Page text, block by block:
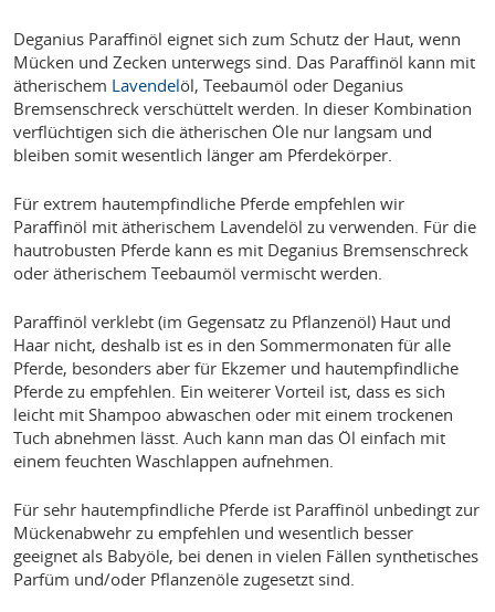
Deganius Paraffinöl eignet sich zum Schutz der Haut, wenn
Mücken und Zecken unterwegs sind. Das Paraffinöl kann mit
ätherischem Lavendelöl, Teebaumöl oder Deganius
Bremsenschreck verschüttelt werden. In dieser Kombination
verflüchtigen sich die ätherischen Öle nur langsam und
bleiben somit wesentlich länger am Pferdekörper.
Für extrem hautempfindliche Pferde empfehlen wir
Paraffinöl mit ätherischem Lavendelöl zu verwenden. Für die
hautrobusten Pferde kann es mit Deganius Bremsenschreck
oder ätherischem Teebaumöl vermischt werden.
Paraffinöl verklebt (im Gegensatz zu Pflanzenöl) Haut und
Haar nicht, deshalb ist es in den Sommermonaten für alle
Pferde, besonders aber für Ekzemer und hautempfindliche
Pferde zu empfehlen. Ein weiterer Vorteil ist, dass es sich
leicht mit Shampoo abwaschen oder mit einem trockenen
Tuch abnehmen lässt. Auch kann man das Öl einfach mit
einem feuchten Waschlappen aufnehmen.
Für sehr hautempfindliche Pferde ist Paraffinöl unbedingt zur
Mückenabwehr zu empfehlen und wesentlich besser
geeignet als Babyöle, bei denen in vielen Fällen synthetisches
Parfüm und/oder Pflanzenöle zugesetzt sind.